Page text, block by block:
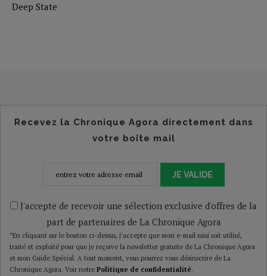
Deep State
Recevez la Chronique Agora directement dans
votre boîte mail
JE VALIDE
J'accepte de recevoir une sélection exclusive d'offres de la
part de partenaires de La Chronique Agora
*En cliquant sur le bouton ci-dessus, j’accepte que mon e-mail saisi soit utilisé,
traité et exploité pour que je reçoive la newsletter gratuite de La Chronique Agora
et mon Guide Spécial. A tout moment, vous pourrez vous désinscrire de La
Chronique Agora. Voir notre Politique de confidentialité.